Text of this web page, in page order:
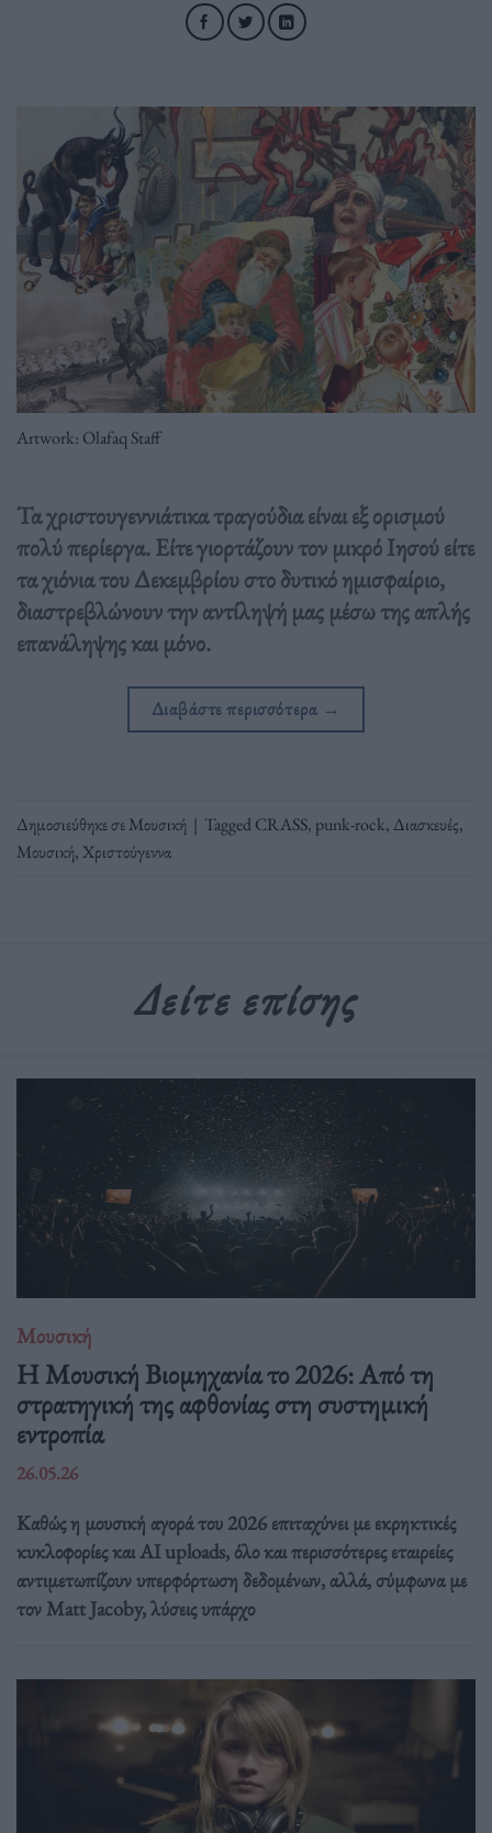
Artwork: Olafaq Staff
Τα χριστουγεννιάτικα τραγούδια είναι εξ ορισμού
πολύ περίεργα. Είτε γιορτάζουν τον μικρό Ιησού είτε
τα χιόνια του Δεκεμβρίου στο δυτικό ημισφαίριο,
διαστρεβλώνουν την αντίληψή μας μέσω της απλής
επανάληψης και μόνο.
Διαβάστε περισσότερα →
Δημοσιεύθηκε σεΜουσική | TaggedCRASS, punk-rock, Διασκευές,
Μουσική,Χριστούγεννα
Δείτε επίσης
Μουσική
Η Μουσική Βιομηχανία το 2026: Από τη
στρατηγική της αφθονίας στη συστημική
εντροπία
26.05.26
Καθώς η μουσική αγορά του 2026 επιταχύνει με εκρηκτικές
κυκλοφορίες και AI uploads, όλο και περισσότερες εταιρείες
αντιμετωπίζουν υπερφόρτωση δεδομένων, αλλά, σύμφωνα με
τον Matt Jacoby, λύσεις υπάρχο